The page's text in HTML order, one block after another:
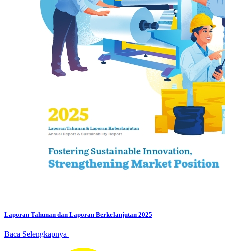
Laporan Tahunan dan Laporan Berkelanjutan 2025
Baca Selengkapnya